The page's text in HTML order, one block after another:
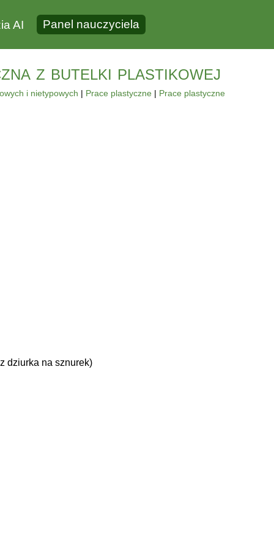
AI Panel nauczyciela
z butelki plastikowej
i nietypowych | Prace plastyczne | Prace plastyczne
dziurka na sznurek)